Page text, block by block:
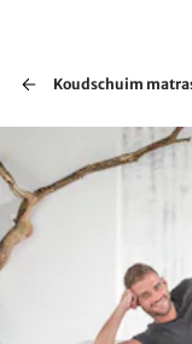
Koudschuim